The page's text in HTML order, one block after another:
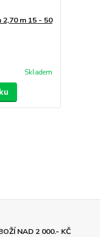
m 15 - 50
Skladem
NAD 2 000.- KČ